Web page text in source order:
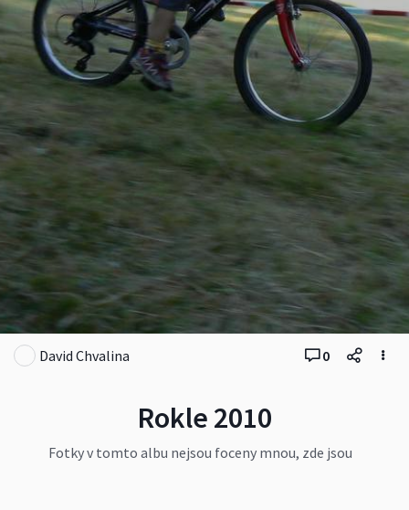
Rokle 2010
Fotky v tomto albu nejsou foceny mnou, zde jsou
David Chvalina 0